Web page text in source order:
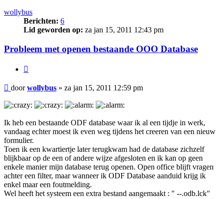
wollybus
Berichten: 6
Lid geworden op: za jan 15, 2011 12:43 pm
Probleem met openen bestaande OOO Database
Bericht
doorwollybus » za jan 15, 2011 12:59 pm
Ik heb een bestaande ODF database waar ik al een tijdje in werk,
vandaag echter moest ik even weg tijdens het creeren van een nieuw
formulier.
Toen ik een kwartiertje later terugkwam had de database zichzelf
blijkbaar op de een of andere wijze afgesloten en ik kan op geen
enkele manier mijn database terug openen. Open office blijft vragen
achter een filter, maar wanneer ik ODF Database aanduid krijg ik
enkel maar een foutmelding.
Wel heeft het systeem een extra bestand aangemaakt : " --.odb.lck"